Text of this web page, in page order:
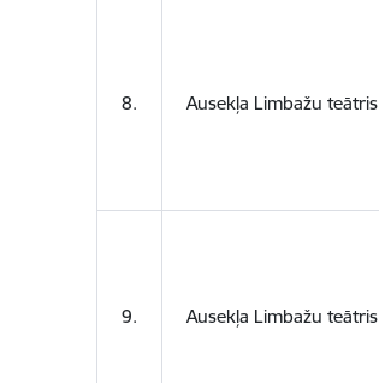
8. Ausekļa Limbažu teātris
9. Ausekļa Limbažu teātris